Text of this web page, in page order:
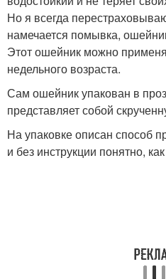
Но я всегда
намечается помывка,
Этот ошейник можно
недельного возраста.
Сам ошейник упакован в
представляет собой
На упаковке описан способ
и без инструкции понятно,